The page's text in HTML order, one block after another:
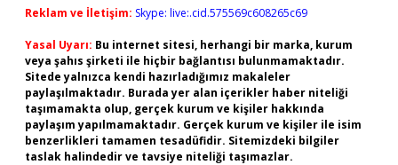
Reklam ve İletişim: Skype: live:.cid.575569c608265c69
Yasal Uyarı: Bu internet sitesi, herhangi bir marka, kurum
veya şahıs şirketi ile hiçbir bağlantısı bulunmamaktadır.
Sitede yalnızca kendi hazırladığımız makaleler
paylaşılmaktadır. Burada yer alan içerikler haber niteliği
taşımamakta olup, gerçek kurum ve kişiler hakkında
paylaşım yapılmamaktadır. Gerçek kurum ve kişiler ile isim
benzerlikleri tamamen tesadüfidir. Sitemizdeki bilgiler
taslak halindedir ve tavsiye niteliği taşımazlar.